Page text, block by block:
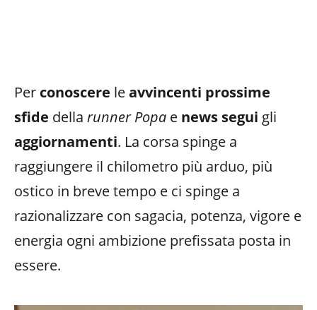
Per conoscere leavvincenti prossime
sfide della runner Popa e news segui gli
aggiornamenti. La corsa spinge a
raggiungere il chilometro più arduo, più
ostico in breve tempo e ci spinge a
razionalizzare con sagacia, potenza, vigore e
energia ogni ambizione prefissata posta in
essere.